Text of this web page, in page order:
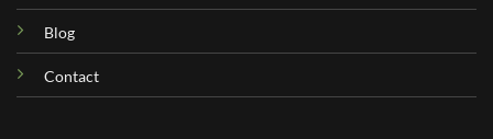
Blog
Contact